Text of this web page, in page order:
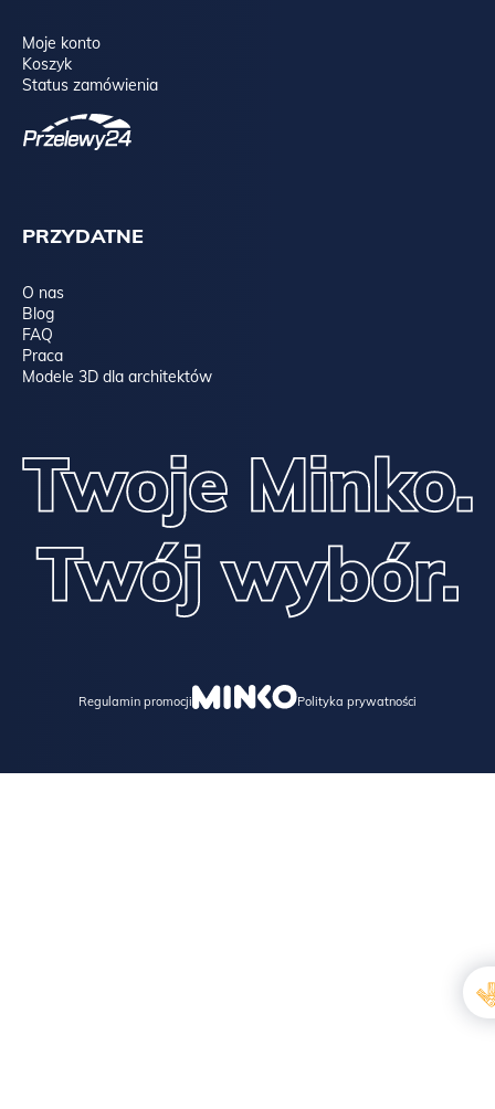
Moje konto
Koszyk
Status zamówienia
PRZYDATNE
O nas
Blog
FAQ
Praca
Modele 3D dla architektów
Regulamin promocji Polityka prywatności